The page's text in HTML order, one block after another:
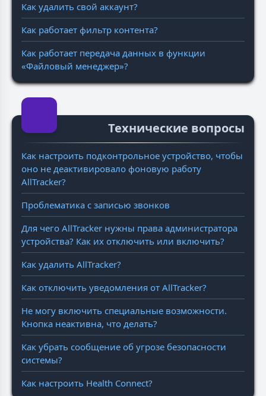
Как удалить свой аккаунт?
Как работает фильтр контента?
Как работает передача данных в функции
«Файловый менеджер»?
Технические вопросы
Как настроить подконтрольное устройство, чтобы
оно не деактивировало фоновую работу
AllTracker?
Проблематика с записью звонков
Для чего AllTracker нужны права администратора
устройства? Как их отключить или включить?
Как удалить AllTracker?
Как отключить уведомления от AllTracker?
Не могу включить специальные возможности.
Кнопка неактивна, что делать?
Как убрать сообщение об угрозе безопасности
системы?
Как настроить Health Connect?